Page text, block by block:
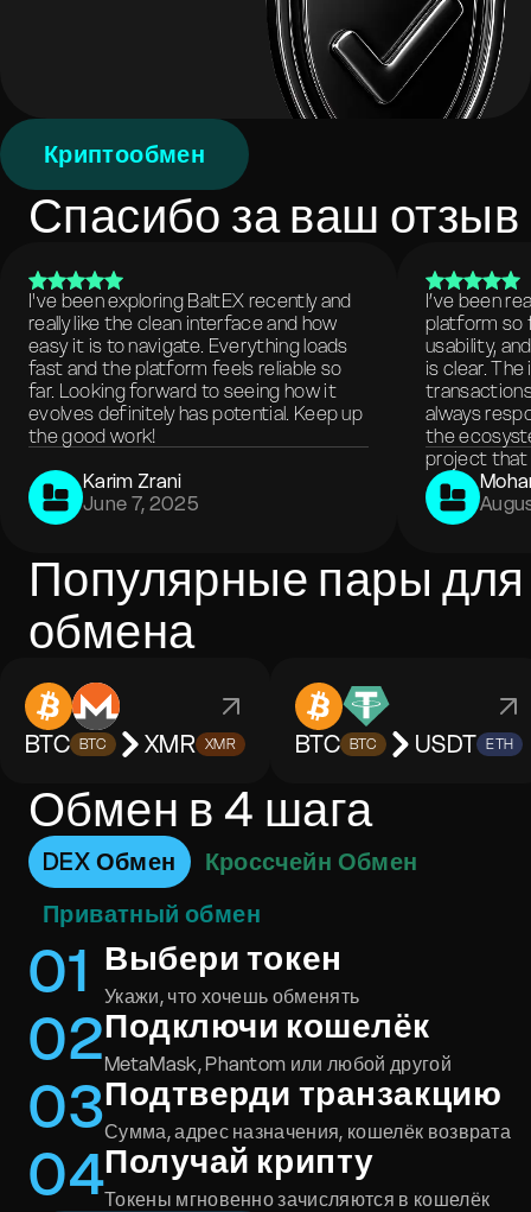
Криптообмен
Спасибо за ваш отзыв
I've been exploring BaltEX recently and
really like the clean interface and how
easy it is to navigate. Everything loads
fast and the platform feels reliable so
far. Looking forward to seeing how it
evolves definitely has potential. Keep up
the good work!
Karim Zrani
June 7, 2025
I’ve been
platform so
usability,
is clear.
always
the
project that
Популярные пары для
обмена
BTC BTC XMR XMR BTC BTC USDT ETH
Обмен в 4 шага
DEX Обмен
Кроссчейн Обмен
Приватный обмен
01 Выбери токен
Укажи, что хочешь обменять
02Подключи кошелёк
MetaMask, Phantom или любой другой
03Подтверди транзакцию
Сумма, адрес назначения, кошелёк возврата
04Получай крипту
Токены мгновенно зачисляются в кошелёк